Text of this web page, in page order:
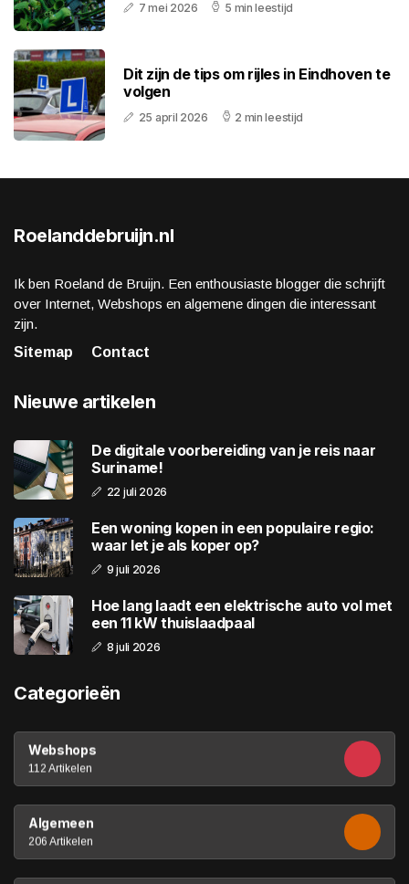
7 mei 2026 5 min leestijd
Dit zijn de tips om rijles in Eindhoven te
volgen
25 april 2026 2 min leestijd
Roelanddebruijn.nl
Ik ben Roeland de Bruijn. Een enthousiaste blogger die schrijft
over Internet, Webshops en algemene dingen die interessant
zijn.
Sitemap
Contact
Nieuwe artikelen
De digitale voorbereiding van je reis naar
Suriname!
22 juli 2026
Een woning kopen in een populaire regio:
waar let je als koper op?
9 juli 2026
Hoe lang laadt een elektrische auto vol met
een 11 kW thuislaadpaal
8 juli 2026
Categorieën
Webshops
112 Artikelen
Algemeen
206 Artikelen